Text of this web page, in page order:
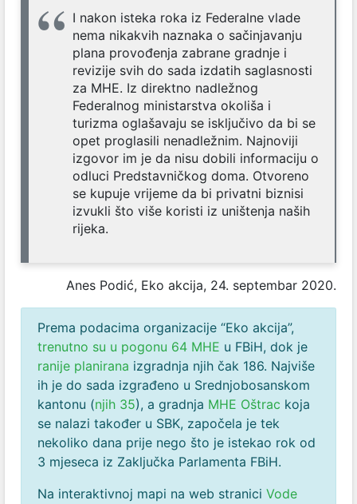
I nakon isteka roka iz Federalne vlade
nema nikakvih naznaka o sačinjavanju
plana provođenja zabrane gradnje i
revizije svih do sada izdatih saglasnosti
za MHE. Iz direktno nadležnog
Federalnog ministarstva okoliša i
turizma oglašavaju se isključivo da bi se
opet proglasili nenadležnim. Najnoviji
izgovor im je da nisu dobili informaciju o
odluci Predstavničkog doma. Otvoreno
se kupuje vrijeme da bi privatni biznisi
izvukli što više koristi iz uništenja naših
rijeka.
Anes Podić, Eko akcija, 24. septembar 2020.
Prema podacima organizacije “Eko akcija”,
trenutno su u pogonu 64 MHE u FBiH, dok je
ranije planirana izgradnja njih čak 186. Najviše
ih je do sada izgrađeno u Srednjobosanskom
kantonu (njih 35), a gradnja MHE Oštrac koja
se nalazi također u SBK, započela je tek
nekoliko dana prije nego što je istekao rok od
3 mjeseca iz Zaključka Parlamenta FBiH.
Na interaktivnoj mapi na web stranici Vode